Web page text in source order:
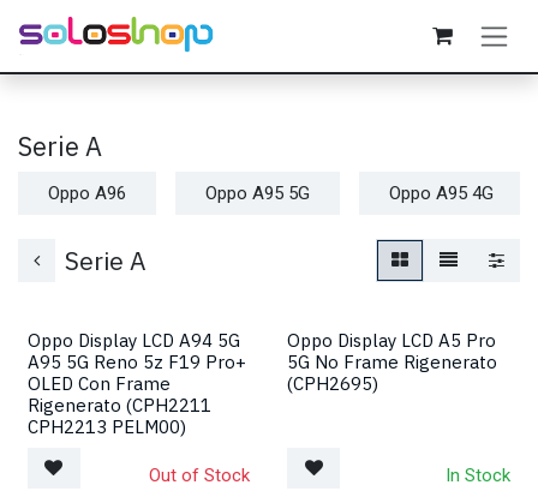
Passa al contenuto
Serie A
Oppo A96 Oppo A95 5G Oppo A95 4G
Serie A
Oppo Display LCD A94 5G
A95 5G Reno 5z F19 Pro+
OLED Con Frame
Rigenerato (CPH2211
CPH2213 PELM00)
Out of Stock
Oppo Display LCD A5 Pro
5G No Frame Rigenerato
(CPH2695)
In Stock